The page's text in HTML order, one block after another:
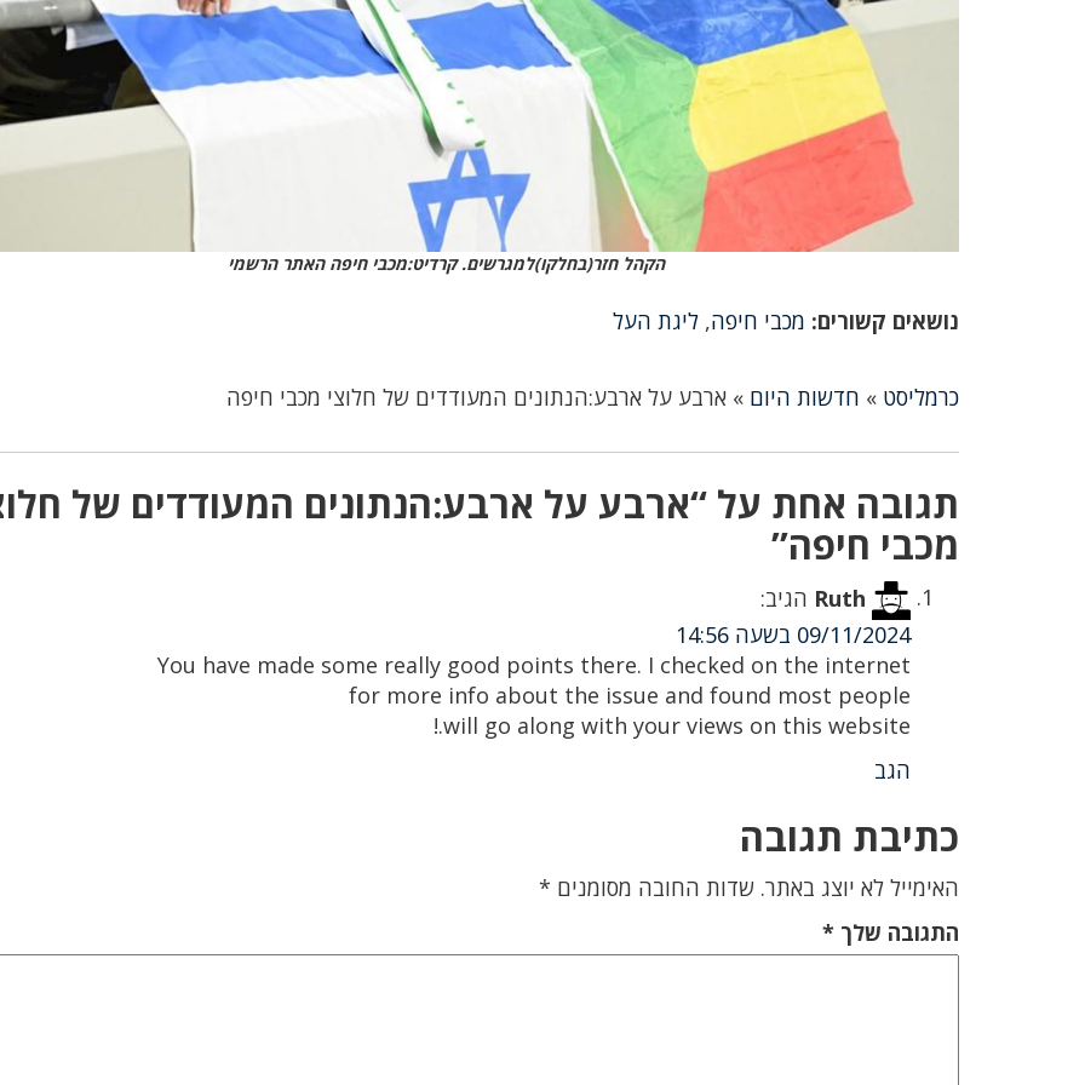
הקהל חזר(בחלקו)למגרשים. קרדיט:מכבי חיפה האתר הרשמי
נושאים קשורים: מכבי חיפה,ליגת העל
כרמליסט » חדשות היום »ארבע על ארבע:הנתונים המעודדים של חלוצי מכבי חיפה
תגובה אחת על “ארבע על ארבע:הנתונים המעודדים של
מכבי חיפה”
Ruth הגיב:
09/11/2024 בשעה 14:56
You have made some really good points there. I checked on the internet
for more info about the issue and found most people
will go along with your views on this website.!
הגב
כתיבת תגובה
האימייל לא יוצג באתר. שדות החובה מסומנים *
התגובה שלך*